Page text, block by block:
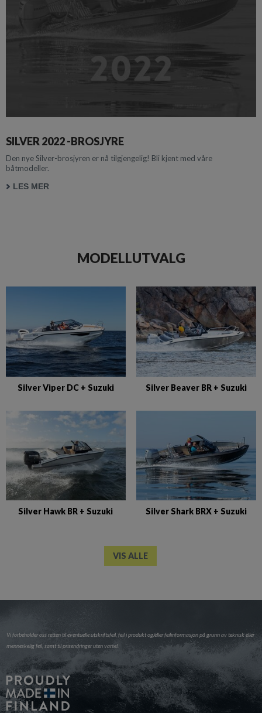
SILVER 2022 -BROSJYRE
Den nye Silver-brosjyren er nå tilgjengelig! Bli kjent med våre
båtmodeller.
LES MER
MODELLUTVALG
Silver Viper DC + Suzuki Silver Beaver BR + Suzuki
Silver Hawk BR + Suzuki Silver Shark BRX + Suzuki
VIS ALLE
Vi forbeholder oss retten til eventuelle utskriftsfeil, feil i produkt og/eller feilinformasjon på grunn av teknisk eller
menneskelig feil, samt til prisendringer uten varsel.